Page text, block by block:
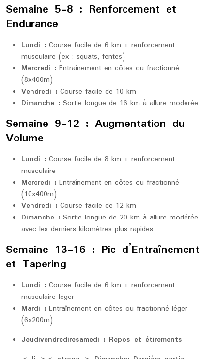
Semaine 5-8 : Renforcement et
Endurance
Lundi : Course facile de 6 km + renforcement
musculaire (ex : squats, fentes)
Mercredi : Entraînement en côtes ou fractionné
(8x400m)
Vendredi : Course facile de 10 km
Dimanche : Sortie longue de 16 km à allure modérée
Semaine 9-12 : Augmentation du
Volume
Lundi : Course facile de 8 km + renforcement
musculaire
Mercredi : Entraînement en côtes ou fractionné
(10x400m)
Vendredi : Course facile de 12 km
Dimanche : Sortie longue de 20 km à allure modérée
avec les derniers kilomètres plus rapides
Semaine 13-16 : Pic d’Entraînement
et Tapering
Lundi : Course facile de 6 km + renforcement
musculaire léger
Mardi : Entraînement en côtes ou fractionné léger
(6x200m)
Jeudivendrediresamedi : Repos et étirements